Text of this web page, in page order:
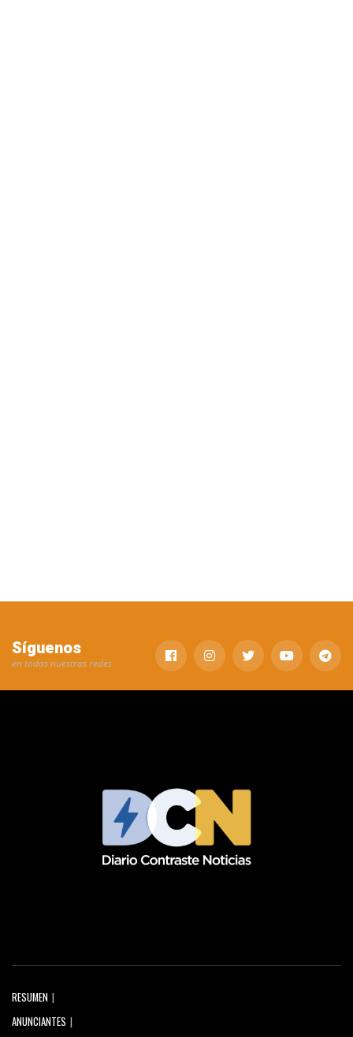
Síguenos
en todas nuestras redes
RESUMEN
ANUNCIANTES